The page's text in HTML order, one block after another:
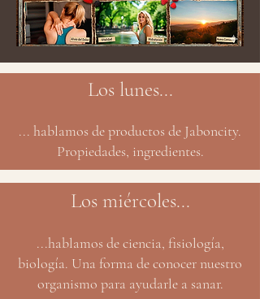
Los lunes...
... hablamos de productos de Jaboncity.
Propiedades, ingredientes.
Los miércoles...
...hablamos de ciencia, fisiología,
biología. Una forma de conocer nuestro
organismo para ayudarle a sanar.